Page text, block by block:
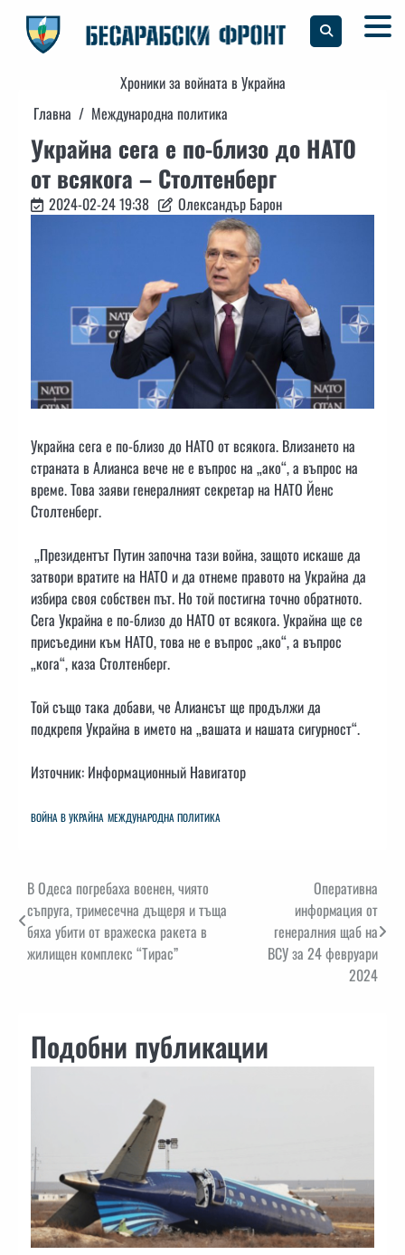
content
Хроники за войната в Украйна
Главна
Международна политика
Украйна сега е по-близо до НАТО
от всякога – Столтенберг
2024-02-24 19:38 Олександър Барон
Украйна сега е по-близо до НАТО от всякога. Влизането на
страната в Алианса вече не е въпрос на „ако“, а въпрос на
време. Това заяви генералният секретар на НАТО Йенс
Столтенберг.
„Президентът Путин започна тази война, защото искаше да
затвори вратите на НАТО и да отнеме правото на Украйна да
избира своя собствен път. Но той постигна точно обратното.
Сега Украйна е по-близо до НАТО от всякога. Украйна ще се
присъедини към НАТО, това не е въпрос „ако“, а въпрос
„кога“, каза Столтенберг.
Той също така добави, че Алиансът ще продължи да
подкрепя Украйна в името на „вашата и нашата сигурност“.
Източник: Информационный Навигатор
ВОЙНА В УКРАЙНА МЕЖДУНАРОДНА ПОЛИТИКА
Навигация
В Одеса погребаха военен, чиято
съпруга, тримесечна дъщеря и тъща
бяха убити от вражеска ракета в
жилищен комплекс “Тирас”
Оперативна
информация от
генералния щаб на
ВСУ за 24 февруари
2024
Подобни публикации